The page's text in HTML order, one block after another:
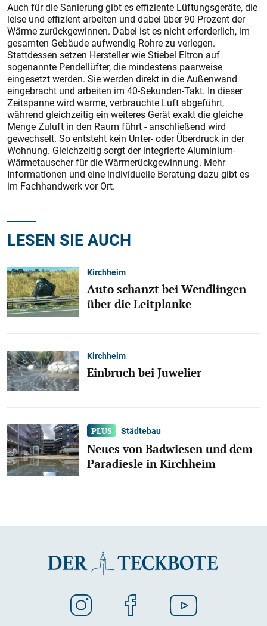
Auch für die Sanierung gibt es effiziente Lüftungsgeräte, die
leise und effizient arbeiten und dabei über 90 Prozent der
Wärme zurückgewinnen. Dabei ist es nicht erforderlich, im
gesamten Gebäude aufwendig Rohre zu verlegen.
Stattdessen setzen Hersteller wie Stiebel Eltron auf
sogenannte Pendellüfter, die mindestens paarweise
eingesetzt werden. Sie werden direkt in die Außenwand
eingebracht und arbeiten im 40-Sekunden-Takt. In dieser
Zeitspanne wird warme, verbrauchte Luft abgeführt,
während gleichzeitig ein weiteres Gerät exakt die gleiche
Menge Zuluft in den Raum führt - anschließend wird
gewechselt. So entsteht kein Unter- oder Überdruck in der
Wohnung. Gleichzeitig sorgt der integrierte Aluminium-
Wärmetauscher für die Wärmerückgewinnung. Mehr
Informationen und eine individuelle Beratung dazu gibt es
im Fachhandwerk vor Ort.
LESEN SIE AUCH
Kirchheim
Auto schanzt bei Wendlingen
über die Leitplanke
Kirchheim
Einbruch bei Juwelier
Städtebau
Neues von Badwiesen und dem
Paradiesle in Kirchheim